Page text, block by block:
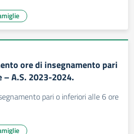
ore di insegnamento pari
A.S. 2023-2024.
pari o inferiori alle 6 ore